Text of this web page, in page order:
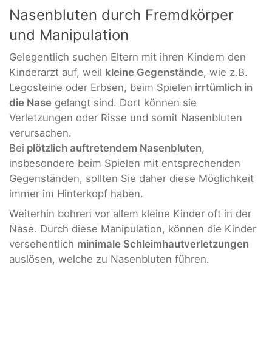
Nasenbluten durch Fremdkörper
und Manipulation
Gelegentlich suchen Eltern mit ihren Kindern den
Kinderarzt auf, weil kleine Gegenstände, wie z.B.
Legosteine oder Erbsen, beim Spielen irrtümlich in
die Nase gelangt sind. Dort können sie
Verletzungen oder Risse und somit Nasenbluten
verursachen.
Bei plötzlich auftretendem Nasenbluten,
insbesondere beim Spielen mit entsprechenden
Gegenständen, sollten Sie daher diese Möglichkeit
immer im Hinterkopf haben.
Weiterhin bohren vor allem kleine Kinder oft in der
Nase. Durch diese Manipulation, können die Kinder
versehentlich minimale Schleimhautverletzungen
auslösen, welche zu Nasenbluten führen.